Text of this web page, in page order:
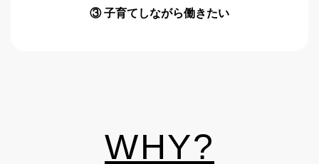
③ 子育てしながら働きたい
WHY?